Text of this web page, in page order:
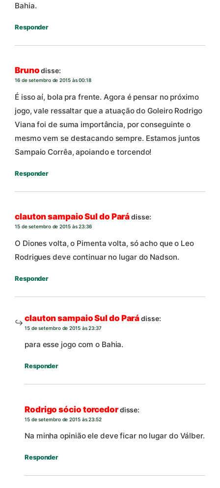
Bahia.
Responder
Bruno disse:
16 de setembro de 2015 às 00:18
É isso aí, bola pra frente. Agora é pensar no próximo
jogo, vale ressaltar que a atuação do Goleiro Rodrigo
Viana foi de suma importância, por conseguinte o
mesmo vem se destacando sempre. Estamos juntos
Sampaio Corrêa, apoiando e torcendo!
Responder
clauton sampaio Sul do Parádisse:
15 de setembro de 2015 às 23:36
O Diones volta, o Pimenta volta, só acho que o Leo
Rodrigues deve continuar no lugar do Nadson.
Responder
clauton sampaio Sul do Parádisse:
15 de setembro de 2015 às 23:37
para esse jogo com o Bahia.
Responder
Rodrigo sócio torcedordisse:
15 de setembro de 2015 às 23:52
Na minha opinião ele deve ficar no lugar do Válber.
Responder